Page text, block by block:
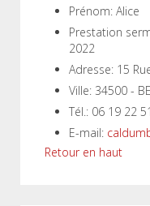
Prénom: Alice
Prestation
2022
Adresse: 15
Ville: 34500 -
Tél.: 06 19 22
E-mail:
Retour en haut